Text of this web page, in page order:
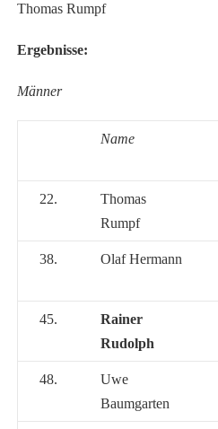
Thomas Rumpf
Ergebnisse:
Männer
Name
22.
Thomas
Rumpf
38. Olaf Hermann
45.
Rainer
Rudolph
48.
Uwe
Baumgarten